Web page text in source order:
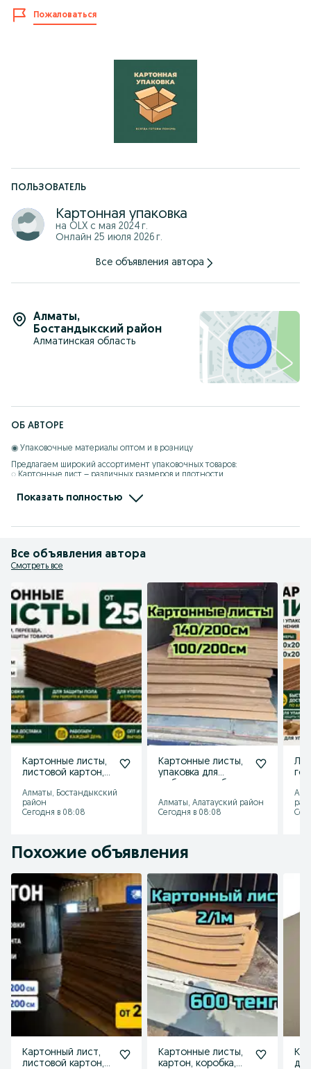
Пожаловаться
ПОЛЬЗОВАТЕЛЬ
Картонная упаковка
на OLX с мая 2024 г.
Онлайн 25 июля 2026 г.
Все объявления автора
Алматы,
Бостандыкский район
Алматинская область
ОБ АВТОРЕ
◉ Упаковочные материалы оптом и в розницу
Предлагаем широкий ассортимент упаковочных товаров:
◌ Картонные лист – различных размеров и плотности
◌ Картонная тара – для хранения и транспортировки
◌ Стрейч-пленка – для надежной фиксации
Свяжитесь с нами для консультации и заказа!
Показать полностью
Все объявления автора
Смотреть все
Картонные листы,
листовой картон,
Алматы, Бостандыкский
район
Сегодня в 08:08
Картонные листы,
упаковка для
Алматы, Алатауский район
Сегодня в 08:08
Похожие объявления
Картонный лист,
листовой картон,
Картонные листы,
картон, коробка,